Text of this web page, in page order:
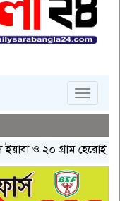
Toggle
ও ২০ গ্রাম হেরোইনসহ